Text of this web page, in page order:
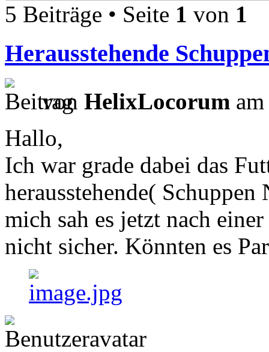
5 Beiträge • Seite 1 von 1
Herausstehende
von HelixLocorum
Hallo,
Ich war grade dabei das
herausstehende(
mich sah es jetzt nach
nicht sicher. Könnten es